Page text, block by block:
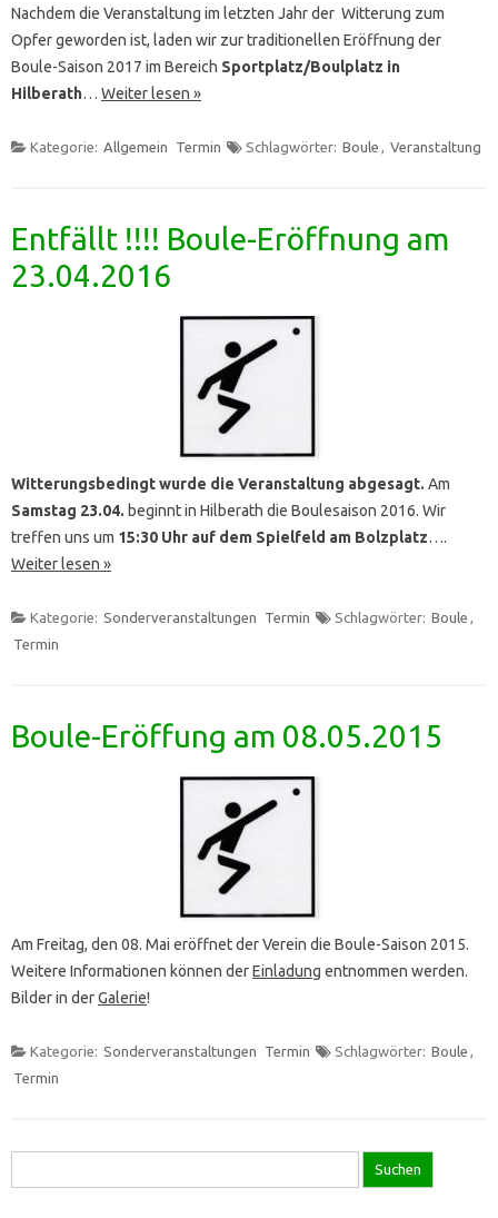
Nachdem die Veranstaltung im letzten Jahr der Witterung zum
Opfer geworden ist, laden wir zur traditionellen Eröffnung der
Boule-Saison 2017 im Bereich Sportplatz/Boulplatz in
Hilberath… Weiter lesen »
Kategorie: Allgemein Termin Schlagwörter: Boule , Veranstaltung
Entfällt !!!! Boule-Eröffnung am
23.04.2016
Witterungsbedingt wurde die Veranstaltung abgesagt. Am
Samstag 23.04. beginnt in Hilberath die Boulesaison 2016. Wir
treffen uns um 15:30 Uhr auf dem Spielfeld am Bolzplatz….
Weiter lesen »
Kategorie: Sonderveranstaltungen Termin Schlagwörter: Boule ,
Termin
Boule-Eröffung am 08.05.2015
Am Freitag, den 08. Mai eröffnet der Verein die Boule-Saison 2015.
Weitere Informationen können derEinladung entnommen werden.
Bilder in derGalerie!
Kategorie: Sonderveranstaltungen Termin Schlagwörter: Boule ,
Termin
nach: